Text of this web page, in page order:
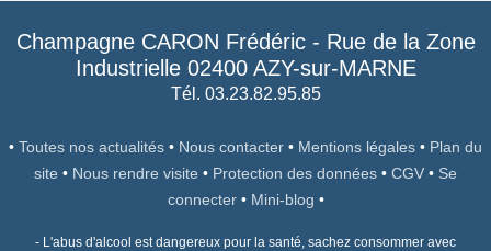
Champagne CARON Frédéric - Rue de la Zone
Industrielle 02400 AZY-sur-MARNE
Tél. 03.23.82.95.85
• Toutes nos actualités • Nous contacter • Mentions légales • Plan du
site • Nous rendre visite • Protection des données • CGV • Se
connecter • Mini-blog •
- L'abus d'alcool est dangereux pour la santé, sachez consommer avec